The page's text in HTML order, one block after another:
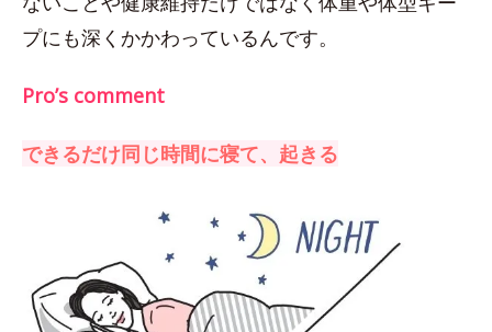
プにも深くかかわっているんです。
Pro’s comment
できるだけ同じ時間に寝て、起きる